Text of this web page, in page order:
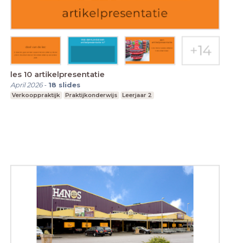
les 10 artikelpresentatie
April 2026- 18 slides
Verkooppraktijk Praktijkonderwijs Leerjaar 2